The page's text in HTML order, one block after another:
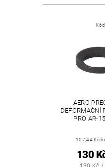
AERO
DEFORMAČNÍ
PRO AR-
107,44 Kč
130